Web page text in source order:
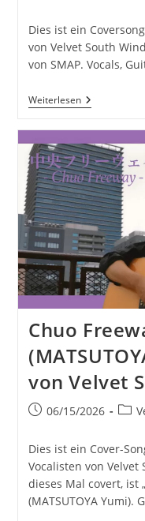
Dies ist ein
von Velvet South
von SMAP. Vocals,
WeiterlesenLion
Heart
|
Gecovert
Von
Velvet
South
Wind
Chuo
von Velvet
Beitrag06/15/2026
Dies ist ein Cover-
Vocalisten von Velvet
dieses Mal covert, ist
(MATSUTOYA Yumi).